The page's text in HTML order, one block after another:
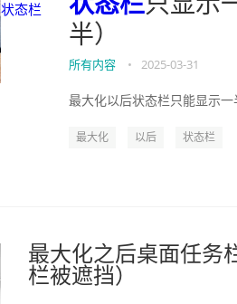
状态栏
半）
所有内容 • 2025-03-31
最大化以后状态栏只能显示一
最大化 以后 状态栏
最大化之后桌面任务
栏被遮挡）